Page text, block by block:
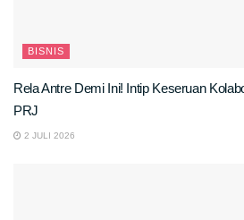
BISNIS
Rela Antre Demi Ini! Intip Keseruan
PRJ
2 JULI 2026